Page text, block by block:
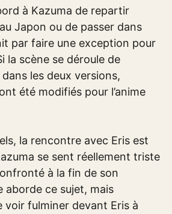
à Kazuma de repartir
Japon ou de passer dans
par faire une exception pour
la scène se déroule de
les deux versions,
été modifiés pour l’anime
la rencontre avec Eris est
se sent réellement triste
à la fin de son
aborde ce sujet, mais
voir fulminer devant Eris à